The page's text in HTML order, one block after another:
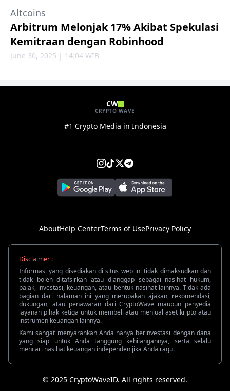
Altcoins
Arbitrum Melonjak 17% Akibat Spekulasi
Kemitraan dengan Robinhood
June 30, 2025 | 14:04 WIB
CW
CRYPTO WAVE
#1 Crypto Media in Indonesia
AboutHelp CenterTerms of UsePrivacy Policy
Disclaimer :
Informasi yang disediakan di situs web ini tidak dimaksudkan dan
tidak boleh ditafsirkan atau dianggap sebagai nasihat hukum,
pajak, investasi, keuangan, atau bentuk nasihat lainnya. Tidak ada
bagian dari halaman ini yang merupakan ajakan, rekomendasi,
dukungan, atau penawaran dari CryptoWave maupun penyedia
layanan pihak ketiga untuk membeli atau menjual aset kripto atau
instrumen keuangan lainnya.
Kami sangat menyarankan Anda hanya berinvestasi dengan dana
yang siap untuk Anda tanggung kehilangannya, serta selalu
mencari nasihat keuangan independen jika Anda ragu.
© 2025 CryptoWaveID. All rights reserved.